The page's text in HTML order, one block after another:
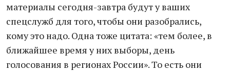
материалы сегодня-завтра будут у ваших
спецслужб для того, чтобы они разобрались,
кому это надо. Одна тоже цитата: «тем более, в
ближайшее время у них выборы, день
голосования в регионах России». То есть они